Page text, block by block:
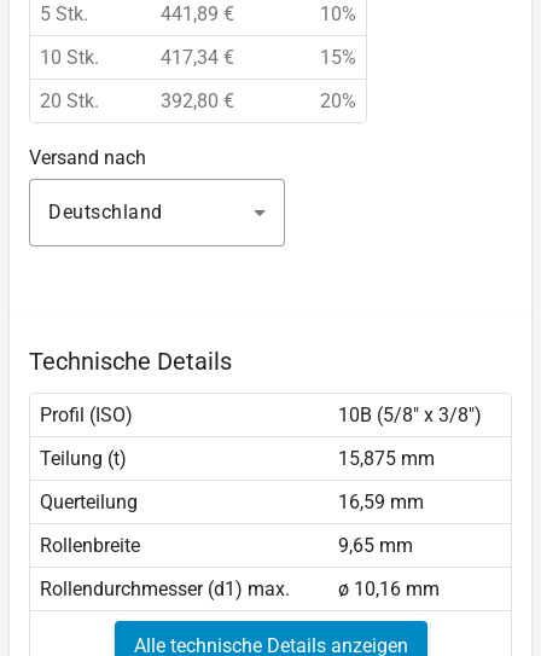
5 Stk.
441,89 €
10%
10 Stk.
417,34 €
15%
20 Stk.
392,80 € 20%
Versand nach
Deutschland
Technische Details
Profil (ISO)
10B (5/8" x 3/8")
Teilung (t)
15,875 mm
Querteilung
16,59 mm
Rollenbreite
9,65 mm
Rollendurchmesser (d1) max.
ø 10,16 mm
Alle technische Details anzeigen